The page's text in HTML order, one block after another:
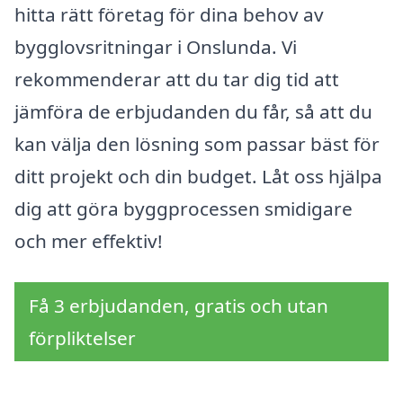
hitta rätt företag för dina behov av
bygglovsritningar i Onslunda. Vi
rekommenderar att du tar dig tid att
jämföra de erbjudanden du får, så att du
kan välja den lösning som passar bäst för
ditt projekt och din budget. Låt oss hjälpa
dig att göra byggprocessen smidigare
och mer effektiv!
Få 3 erbjudanden, gratis och utan
förpliktelser